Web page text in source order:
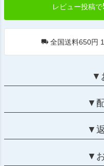
レビュー投稿で
全国送料650円
▼
▼
▼
▼